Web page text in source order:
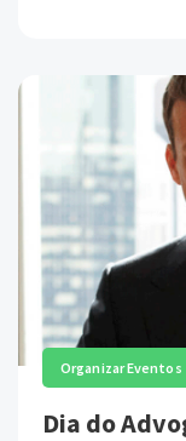
Dia do
Organizar Eventos